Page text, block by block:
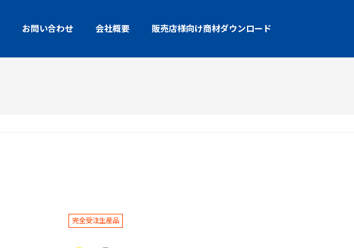
お問い合わせ 会社概要 販売店様向け商材ダウンロード
完全受注生産品